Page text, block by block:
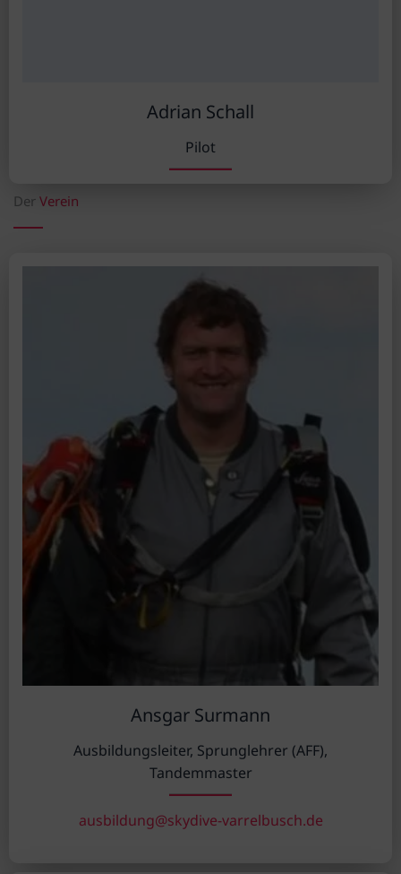
Adrian Schall
Pilot
Der Verein
Ansgar Surmann
Ausbildungsleiter, Sprunglehrer (AFF),
Tandemmaster
ausbildung@skydive-varrelbusch.de